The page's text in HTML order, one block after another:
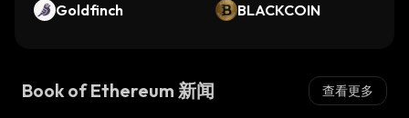
ed)
Goldfinch
BLACKCOIN
Book of Ethereum 新闻 查看更多